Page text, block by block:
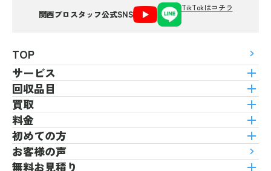
関西プロスタッフ公式SNS
TikTokはコチラ
TOP
サービス
回収品目
買取
料金
初めての方
お客様の声
無料お見積り